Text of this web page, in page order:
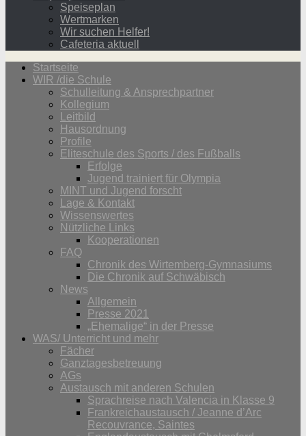
Speiseplan
Wertmarken
Wir suchen Helfer!
Cafeteria aktuell
Startseite
WIR /die Schule
Schulleitung & Ansprechpartner
Kollegium
Leitbild
Hausordnung
Profile
Eliteschule des Sports / des Fußballs
Erfolge
Jugend trainiert für Olympia
MINT und Jugend forscht
Lage & Kontakt
Wissenswertes
Nützliche Links
Kooperationen
FAQ
Chronik des Wirtemberg-Gymnasiums
Die Chronik auf Schwäbisch
News
Allgemein
Presse 2021
„Ehemalige“ in der Presse
WAS/ Unterricht und mehr
Fächer
Ganztagesbetreuung
AGs
Austausch mit anderen Schulen
Sprachreise nach Valencia in Klasse 9
Frankreichaustausch / Jeanne d’Arc
Recouvrance, Saintes